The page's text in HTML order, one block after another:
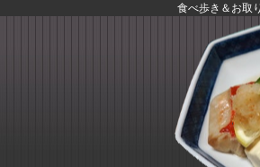
食べ歩き＆お取